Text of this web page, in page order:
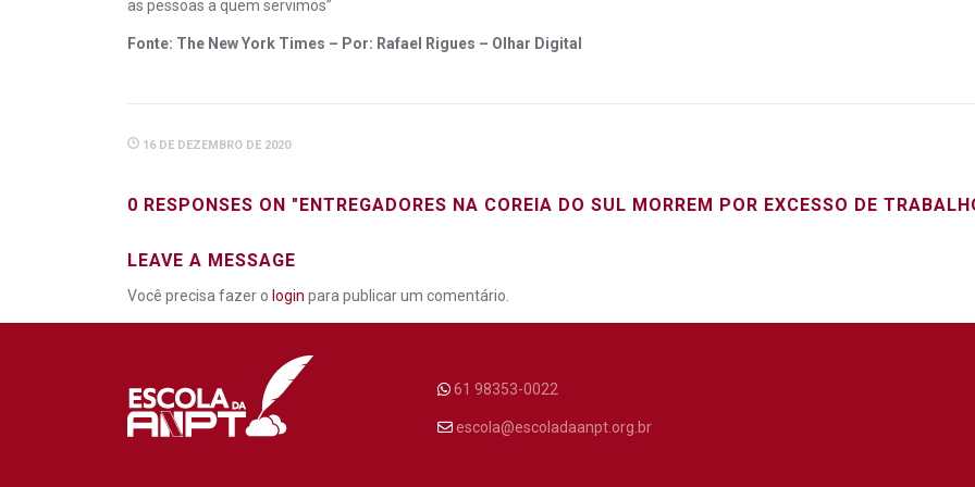
as pessoas a quem servimos”
Fonte: The New York Times – Por: Rafael Rigues – Olhar Digital
16 DE DEZEMBRO DE 2020
0 RESPONSES ON "ENTREGADORES NA COREIA DO SUL MORREM POR EXCESSO DE
LEAVE A MESSAGE
Você precisa fazer o login para publicar um comentário.
61 98353-0022
escola@escoladaanpt.org.br